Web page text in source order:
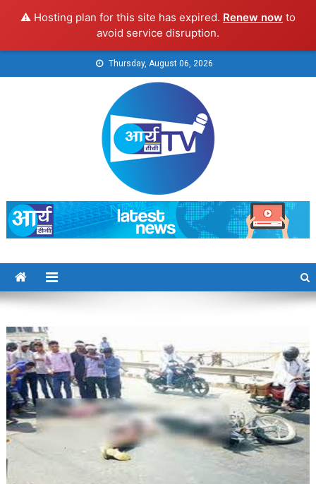
⚠️ Hosting plan for this site has expired. Renew now to
avoid service disruption.
to
Thursday, August 06, 2026
Arya TV